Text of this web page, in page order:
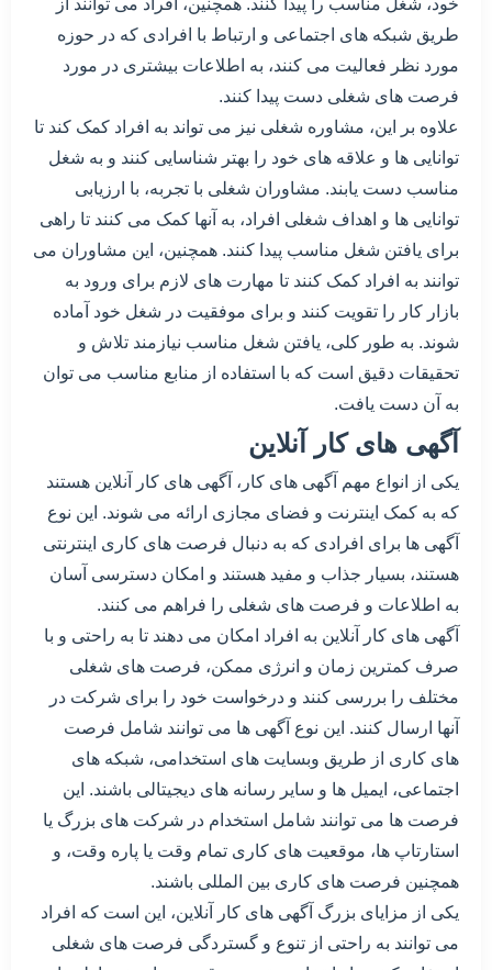
خود، شغل مناسب را پیدا کنند. همچنین، افراد می توانند از
طریق شبکه های اجتماعی و ارتباط با افرادی که در حوزه
مورد نظر فعالیت می کنند، به اطلاعات بیشتری در مورد
فرصت های شغلی دست پیدا کنند.
علاوه بر این، مشاوره شغلی نیز می تواند به افراد کمک کند تا
توانایی ها و علاقه های خود را بهتر شناسایی کنند و به شغل
مناسب دست یابند. مشاوران شغلی با تجربه، با ارزیابی
توانایی ها و اهداف شغلی افراد، به آنها کمک می کنند تا راهی
برای یافتن شغل مناسب پیدا کنند. همچنین، این مشاوران می
توانند به افراد کمک کنند تا مهارت های لازم برای ورود به
بازار کار را تقویت کنند و برای موفقیت در شغل خود آماده
شوند. به طور کلی، یافتن شغل مناسب نیازمند تلاش و
تحقیقات دقیق است که با استفاده از منابع مناسب می توان
به آن دست یافت.
آگهی های کار آنلاین
یکی از انواع مهم آگهی های کار، آگهی های کار آنلاین هستند
که به کمک اینترنت و فضای مجازی ارائه می شوند. این نوع
آگهی ها برای افرادی که به دنبال فرصت های کاری اینترنتی
هستند، بسیار جذاب و مفید هستند و امکان دسترسی آسان
به اطلاعات و فرصت های شغلی را فراهم می کنند.
آگهی های کار آنلاین به افراد امکان می دهند تا به راحتی و با
صرف کمترین زمان و انرژی ممکن، فرصت های شغلی
مختلف را بررسی کنند و درخواست خود را برای شرکت در
آنها ارسال کنند. این نوع آگهی ها می توانند شامل فرصت
های کاری از طریق وبسایت های استخدامی، شبکه های
اجتماعی، ایمیل ها و سایر رسانه های دیجیتالی باشند. این
فرصت ها می توانند شامل استخدام در شرکت های بزرگ یا
استارتاپ ها، موقعیت های کاری تمام وقت یا پاره وقت، و
همچنین فرصت های کاری بین المللی باشند.
یکی از مزایای بزرگ آگهی های کار آنلاین، این است که افراد
می توانند به راحتی از تنوع و گستردگی فرصت های شغلی